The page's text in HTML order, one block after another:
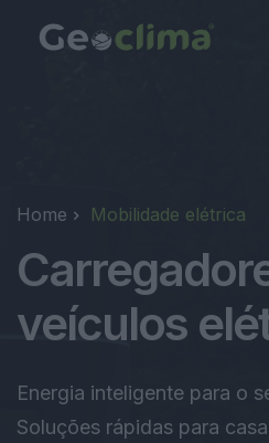
Home Mobilidade elétrica
veículos
Energia inteligente para o
Soluções rápidas para